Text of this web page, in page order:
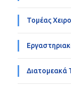
Τομέας
Διατομεακά